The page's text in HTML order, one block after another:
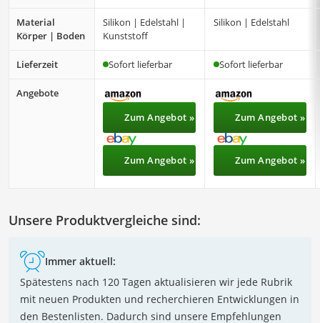
Material
Körper | Boden
Silikon | Edelstahl |
Kunststoff
Silikon | Edelstahl
Lieferzeit Sofort lieferbar Sofort lieferbar
Angebote
Zum Angebot »
Zum Angebot »
Zum Angebot »
Zum Angebot »
Unsere Produktvergleiche sind:
Immer aktuell:
Spätestens nach 120 Tagen aktualisieren wir jede Rubrik
mit neuen Produkten und recherchieren Entwicklungen in
den Bestenlisten. Dadurch sind unsere Empfehlungen